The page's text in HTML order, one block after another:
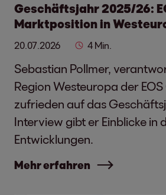
Geschäftsjahr 2025/26:
Marktposition in
20.07.2026 4 Min.
Sebastian Pollmer,
Region Westeuropa der
zufrieden auf das
Interview gibt er Einblicke in
Entwicklungen.
Mehr erfahren